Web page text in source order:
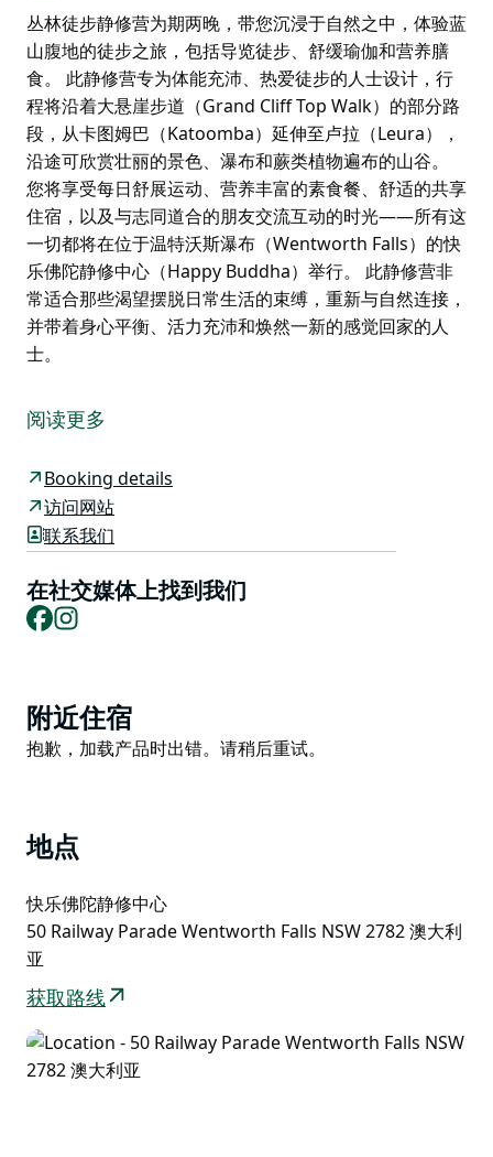
丛林徒步静修营为期两晚，带您沉浸于自然之中，体验蓝
山腹地的徒步之旅，包括导览徒步、舒缓瑜伽和营养膳
食。 此静修营专为体能充沛、热爱徒步的人士设计，行
程将沿着大悬崖步道（Grand Cliff Top Walk）的部分路
段，从卡图姆巴（Katoomba）延伸至卢拉（Leura），
沿途可欣赏壮丽的景色、瀑布和蕨类植物遍布的山谷。
您将享受每日舒展运动、营养丰富的素食餐、舒适的共享
住宿，以及与志同道合的朋友交流互动的时光——所有这
一切都将在位于温特沃斯瀑布（Wentworth Falls）的快
乐佛陀静修中心（Happy Buddha）举行。 此静修营非
常适合那些渴望摆脱日常生活的束缚，重新与自然连接，
并带着身心平衡、活力充沛和焕然一新的感觉回家的人
士。
山腹地的徒步之旅，包括导览徒步、舒缓瑜伽和营养膳
食。
此静修营专为体能充沛、热爱徒步的人士设计，行程将沿
着大悬崖步道（Grand Cliff Top Walk）的部分路段，从
卡图姆巴（Katoomba）延伸至卢拉（Leura），沿途可
欣赏壮丽的景色、瀑布和蕨类植物遍布的山谷。
您将享受每日舒展运动、营养丰富的素食餐、舒适的共享
住宿，以及与志同道合的朋友交流互动的时光——所有这
此静修营非常适合那些渴望摆脱日常生活的束缚，重新与
自然连接，并带着身心平衡、活力充沛和焕然一新的感觉
阅读更多
Booking details
访问网站
联系我们
在社交媒体上找到我们
Facebook
Product
List
附近住宿
Product
抱歉，加载产品时出错。请稍后重试。
地点
快乐佛陀静修中心
50 Railway Parade Wentworth Falls NSW 2782 澳大利
亚
获取路线